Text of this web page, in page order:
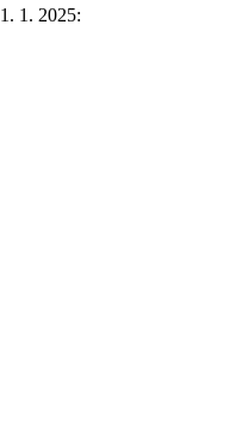
1. 2025: